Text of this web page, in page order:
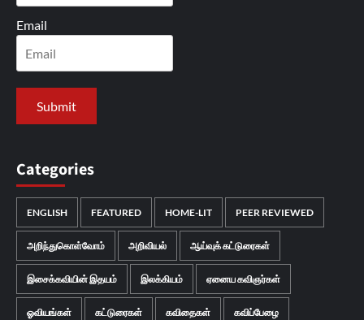
Email
Categories
ENGLISH FEATURED HOME-LIT PEER REVIEWED
அறிந்துகொள்வோம் அறிவியல் ஆய்வுக் கட்டுரைகள்
இசைக்கவியின் இதயம் இலக்கியம் ஏனைய கவிஞர்கள்
ஓவியங்கள் கட்டுரைகள் கவிதைகள் கவிப்பேழை